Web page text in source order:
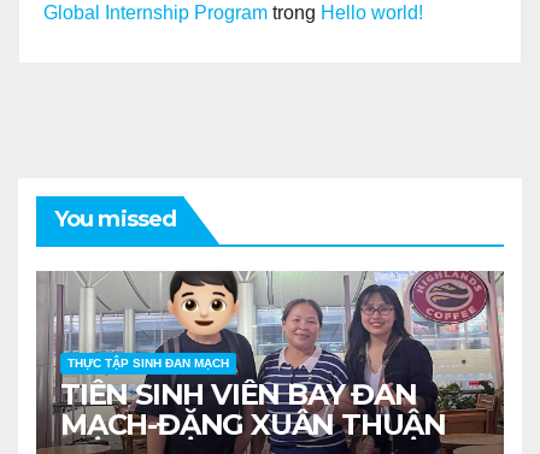
Global Internship Program trong Hello world!
You missed
THỰC TẬP SINH ĐAN MẠCH
TIỄN SINH VIÊN BAY ĐAN
MẠCH-ĐẶNG XUÂN THUẬN